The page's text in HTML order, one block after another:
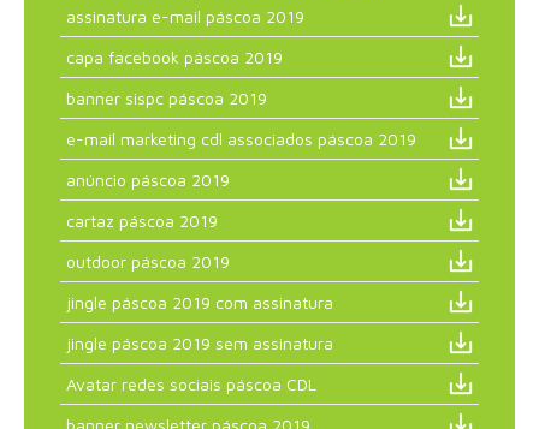
assinatura e-mail páscoa 2019
capa facebook páscoa 2019
banner sispc páscoa 2019
e-mail marketing cdl associados páscoa 2019
anúncio páscoa 2019
cartaz páscoa 2019
outdoor páscoa 2019
jingle páscoa 2019 com assinatura
jingle páscoa 2019 sem assinatura
Avatar redes sociais páscoa CDL
banner newsletter páscoa 2019